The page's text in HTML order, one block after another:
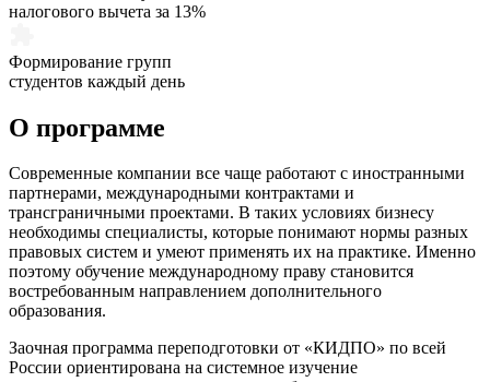
налогового вычета за 13%
Формирование групп
студентов каждый день
О программе
Современные компании все чаще работают с иностранными
партнерами, международными контрактами и
трансграничными проектами. В таких условиях бизнесу
необходимы специалисты, которые понимают нормы разных
правовых систем и умеют применять их на практике. Именно
поэтому обучение международному праву становится
востребованным направлением дополнительного
образования.
Заочная программа переподготовки от «КИДПО» по всей
России ориентирована на системное изучение